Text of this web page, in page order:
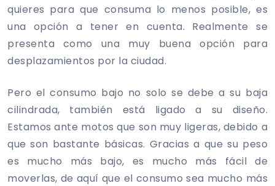
quieres para que consuma lo menos posible, es
una opción a tener en cuenta. Realmente se
presenta como una muy buena opción para
desplazamientos por la ciudad.
Pero el consumo bajo no solo se debe a su baja
cilindrada, también está ligado a su diseño.
Estamos ante motos que son muy ligeras, debido a
que son bastante básicas. Gracias a que su peso
es mucho más bajo, es mucho más fácil de
moverlas, de aquí que el consumo sea mucho más